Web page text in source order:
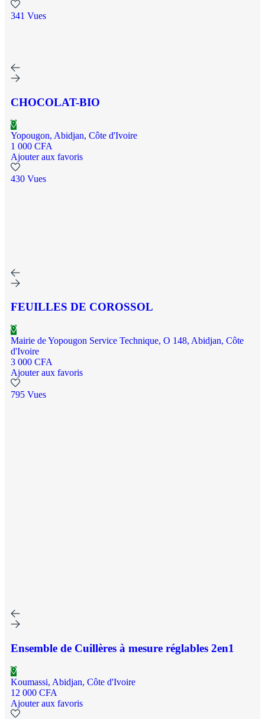
341 Vues
CHOCOLAT-BIO
Yopougon, Abidjan, Côte d'Ivoire
1 000 CFA
Ajouter aux favoris
430 Vues
FEUILLES DE COROSSOL
Mairie de Yopougon Service Technique, O 148, Abidjan, Côte
d'Ivoire
3 000 CFA
Ajouter aux favoris
795 Vues
Ensemble de Cuillères à mesure réglables 2en1
Koumassi, Abidjan, Côte d'Ivoire
12 000 CFA
Ajouter aux favoris